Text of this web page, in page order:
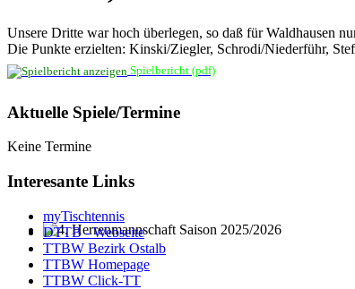
4. Herrenmannschaft Saison 2025/2026
Unsere Dritte war hoch überlegen, so daß für Waldhausen
Die Punkte erzielten: Kinski/Ziegler, Schrodi/Niederführ,
Spielbericht (pdf)
Aktuelle Spiele/Termine
Keine Termine
Interesante Links
myTischtennis
DTTB - Webseite
TTBW Bezirk Ostalb
TTBW Homepage
TTBW Click-TT